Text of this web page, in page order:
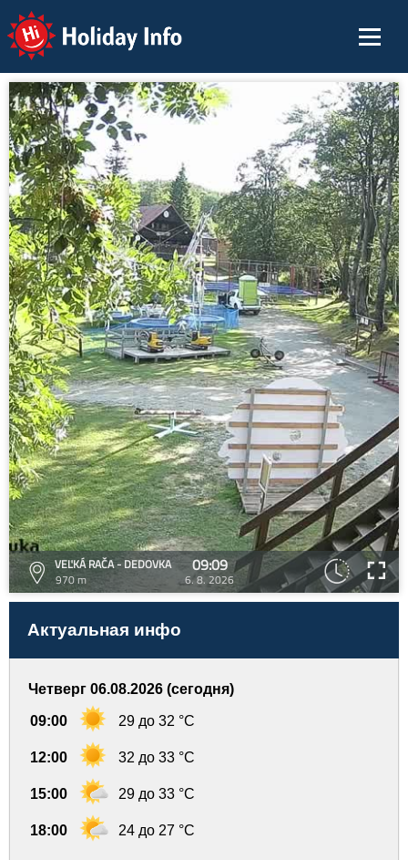
Holiday Info
VEĽKÁ RAČA - DEDOVKA
970 m
09:09
6. 8. 2026
Актуальная инфо
Четверг 06.08.2026 (сегодня)
09:00 29 до 32 °C
12:00 32 до 33 °C
15:00 29 до 33 °C
18:00 24 до 27 °C